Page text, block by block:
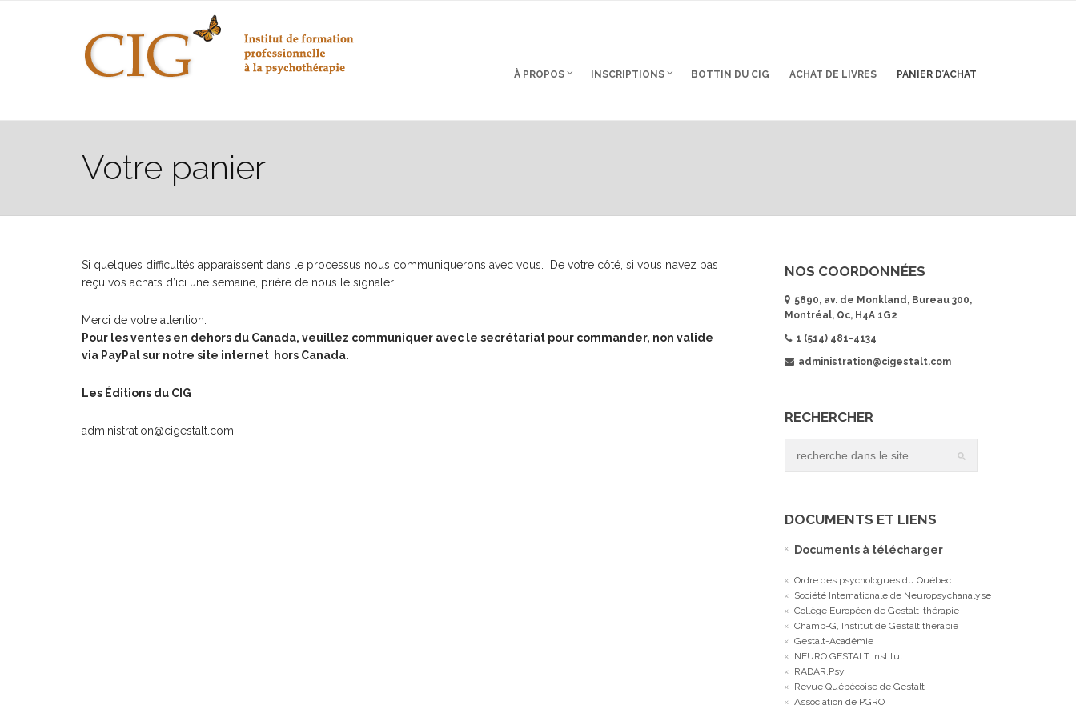
À PROPOS INSCRIPTIONS BOTTIN DU CIG ACHAT DE LIVRES PANIER D’ACHAT
Votre panier
Si quelques difficultés apparaissent dans le processus nous communiquerons avec vous. De votre côté, si vous n’avez pas
reçu vos achats d’ici une semaine, prière de nous le signaler.
Merci de votre attention.
Pour les ventes en dehors du Canada, veuillez communiquer avec le secrétariat pour commander, non valide
via PayPal sur notre site internet hors Canada.
Les Éditions du CIG
administration@cigestalt.com
NOS COORDONNÉES
5890, av. de Monkland, Bureau 300,
Montréal, Qc, H4A 1G2
1 (514) 481-4134
administration@cigestalt.com
RECHERCHER
DOCUMENTS ET LIENS
Documents à télécharger
Ordre des psychologues du Québec
Société Internationale de Neuropsychanalyse
Collège Européen de Gestalt-thérapie
Champ-G, Institut de Gestalt thérapie
Gestalt-Académie
NEURO GESTALT Institut
RADAR.Psy
Revue Québécoise de Gestalt
Association de PGRO